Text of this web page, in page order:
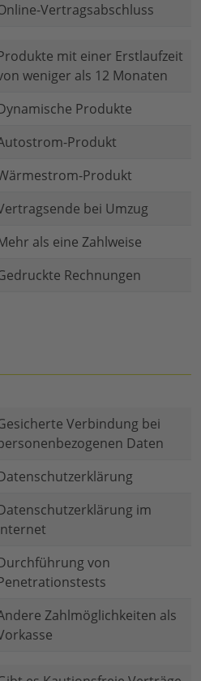
Vertragsabschluss
mit einer Erstlaufzeit
weniger als 12 Monaten
Produkte
Produkt
Produkt
bei Umzug
als eine Zahlweise
Rechnungen
Verbindung bei
Daten
im
von
Zahlmöglichkeiten als